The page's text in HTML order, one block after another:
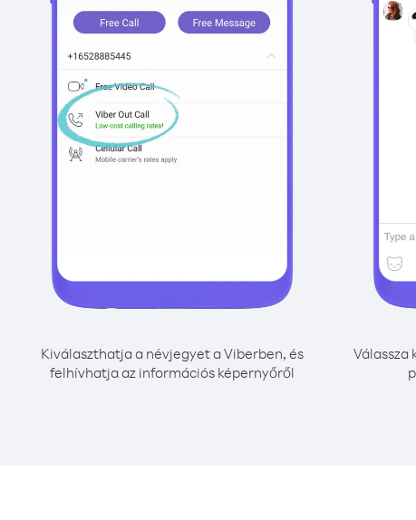
Kiválaszthatja a névjegyet a Viberben, és
felhívhatja az információs képernyőről
Válassza